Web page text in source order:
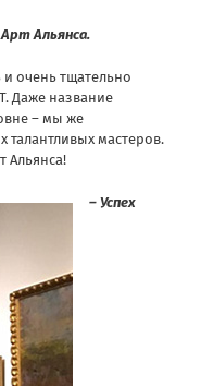
Альянса.
очень тщательно
Даже название
– мы же
талантливых мастеров.
Альянса!
– Успех